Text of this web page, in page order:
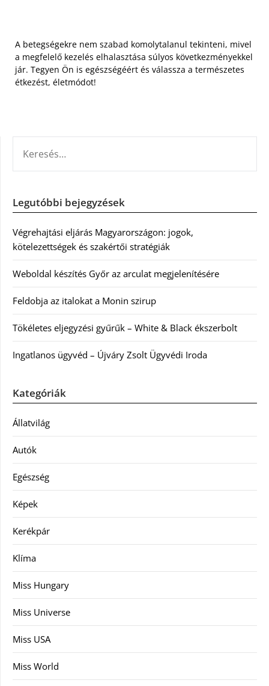
A betegségekre nem szabad komolytalanul tekinteni, mivel
a megfelelő kezelés elhalasztása súlyos következményekkel
jár. Tegyen Ön is egészségéért és válassza a természetes
étkezést, életmódot!
Legutóbbi bejegyzések
Végrehajtási eljárás Magyarországon: jogok,
kötelezettségek és szakértői stratégiák
Weboldal készítés Győr az arculat megjelenítésére
Feldobja az italokat a Monin szirup
Tökéletes eljegyzési gyűrűk – White & Black ékszerbolt
Ingatlanos ügyvéd – Újváry Zsolt Ügyvédi Iroda
Kategóriák
Állatvilág
Autók
Egészség
Képek
Kerékpár
Klíma
Miss Hungary
Miss Universe
Miss USA
Miss World